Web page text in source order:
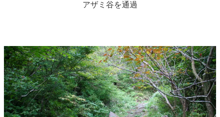
アザミ谷を通過